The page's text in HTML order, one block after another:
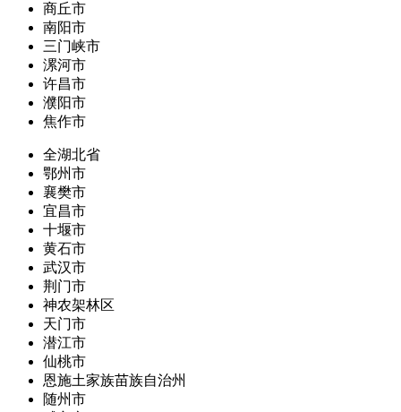
商丘市
南阳市
三门峡市
漯河市
许昌市
濮阳市
焦作市
全湖北省
鄂州市
襄樊市
宜昌市
十堰市
黄石市
武汉市
荆门市
神农架林区
天门市
潜江市
仙桃市
恩施土家族苗族自治州
随州市